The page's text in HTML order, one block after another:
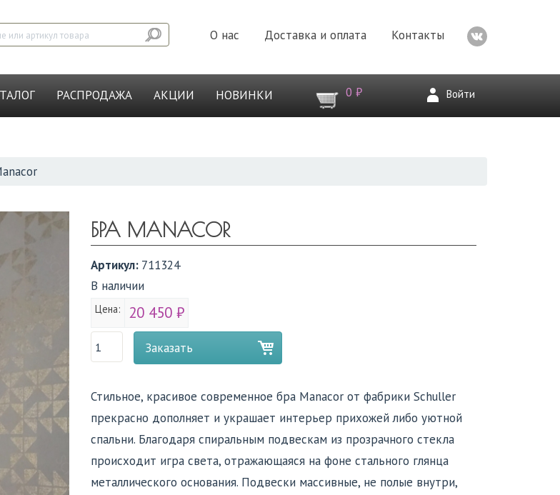
О нас Доставка и оплата Контакты
РАСПРОДАЖА АКЦИИ НОВИНКИ 0 ₽ Войти
БРА MANACOR
Артикул: 711324
В наличии
Цена: 20 450 ₽
Заказать
Стильное, красивое современное бра Manacor от фабрики Schuller
прекрасно дополняет и украшает интерьер прихожей либо уютной
спальни. Благодаря спиральным подвескам из прозрачного стекла
происходит игра света, отражающаяся на фоне стального глянца
металлического основания. Подвески массивные, не полые внутри,